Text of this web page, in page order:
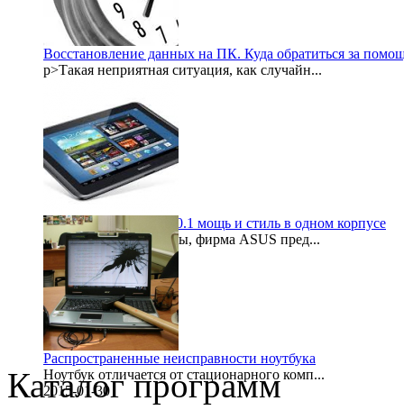
Восстановление данных на ПК. Куда обратиться за
p>Такая неприятная ситуация, как случайн...
Samsung galaxy note 10.1 мощь и стиль в одном корпусе
После некоторой паузы, фирма ASUS пред...
1999-11-30
Распространенные неисправности ноутбука
Ноутбук отличается от стационарного комп...
2015-01-30
Каталог программ